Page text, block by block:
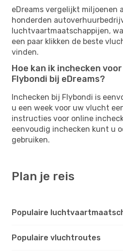
eDreams vergelijkt miljoenen
honderden
luchtvaartmaatschappijen,
een paar klikken de beste
vinden.
Hoe kan ik inchecken
Flybondi bij eDreams?
Inchecken bij Flybondi is
u een week voor uw vlucht
instructies voor online
eenvoudig inchecken kunt u
gebruiken.
Plan je reis
Populaire
Populaire vluchtroutes